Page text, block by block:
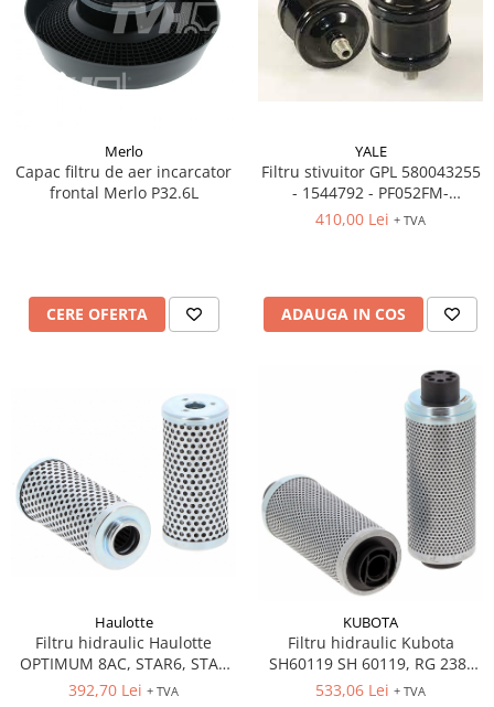
Merlo
Capac filtru de aer incarcator
frontal Merlo P32.6L
CERE OFERTA
YALE
Filtru stivuitor GPL 580043255
- 1544792 - PF052FM-
2831706050
410,00 Lei + TVA
ADAUGA IN COS
Haulotte
Filtru hidraulic Haulotte
OPTIMUM 8AC, STAR6, STAR
6P, STAR Haulotte 4000421770
392,70 Lei + TVA
KUBOTA
Filtru hidraulic Kubota
SH60119 SH 60119, RG 238-
6219-0 , RG 238-6219-1, HY
533,06 Lei + TVA